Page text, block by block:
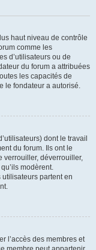
haut niveau de contrôle
comme les
d’utilisateurs ou de
du forum a attribuées
les capacités de
le fondateur a autorisé.
dont le travail
du forum. Ils ont le
verrouiller, déverrouiller,
modèrent.
partent en
l’accès des membres et